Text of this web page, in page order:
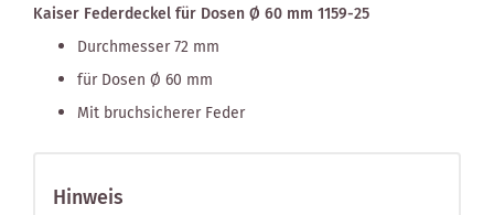
Kaiser Federdeckel für Dosen Ø 60 mm 1159-25
Durchmesser 72 mm
für Dosen Ø 60 mm
Mit bruchsicherer Feder
Hinweis